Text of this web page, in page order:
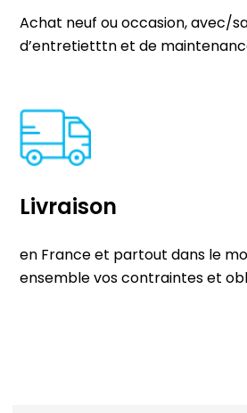
Achat neuf ou occasion, avec/
d’entretietttn et de
Livraison
en France et partout dans le
ensemble vos contraintes et